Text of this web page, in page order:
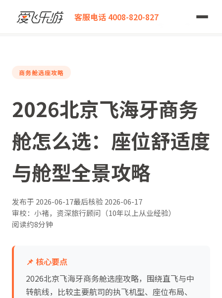
客服电话 4008-820-827
爱飞乐游
2026北京飞海牙商务舱怎么选：座位舒适度与舱型全景攻略
商务舱选座攻略
2026北京飞海牙商务
舱怎么选：座位舒适度
与舱型全景攻略
发布于 2026-06-17最后核验2026-06-17
审校：小褚，资深旅行顾问（10年以上从业经验）
阅读约8分钟
📌 核心要点
2026北京飞海牙商务舱选座攻略，围绕直飞与中
转航线，比较主要航司的执飞机型、座位布局、